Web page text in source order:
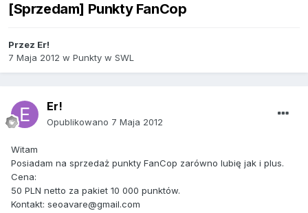
[Sprzedam] Punkty FanCop
Przez Er!
7 Maja 2012 w Punkty w SWL
Er!
Opublikowano 7 Maja 2012
Witam
Posiadam na sprzedaż punkty FanCop zarówno lubię jak i plus.
Cena:
50 PLN netto za pakiet 10 000 punktów.
Kontakt: seoavare@gmail.com